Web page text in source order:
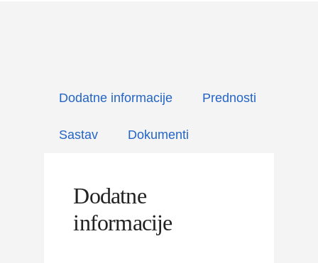
Dodatne informacije Prednosti
Sastav Dokumenti
Dodatne
informacije